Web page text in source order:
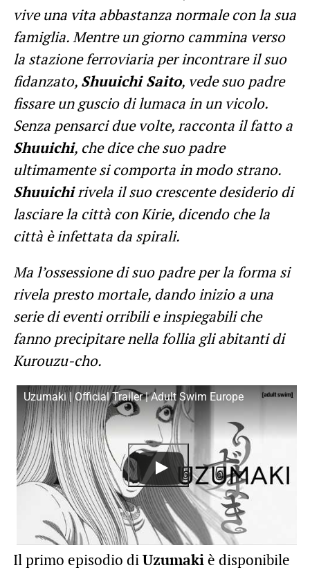
vive una vita abbastanza normale con la sua
famiglia. Mentre un giorno cammina verso
la stazione ferroviaria per incontrare il suo
fidanzato, Shuuichi Saito, vede suo padre
fissare un guscio di lumaca in un vicolo.
Senza pensarci due volte, racconta il fatto a
Shuuichi, che dice che suo padre
ultimamente si comporta in modo strano.
Shuuichirivela il suo crescente desiderio di
lasciare la città con Kirie, dicendo che la
città è infettata da spirali.
Ma l’ossessione di suo padre per la forma si
rivela presto mortale, dando inizio a una
serie di eventi orribili e inspiegabili che
fanno precipitare nella follia gli abitanti di
Kurouzu-cho.
Uzumaki | Official Trailer | Adult Swim Europe
Il primo episodio di Uzumaki è disponibile